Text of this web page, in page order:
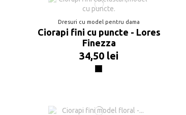
Dresuri cu model pentru dama
Ciorapi fini cu puncte - Lores
Finezza
34,50 lei
Negru